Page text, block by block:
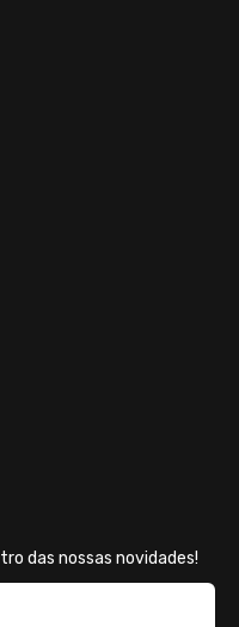
das nossas novidades!